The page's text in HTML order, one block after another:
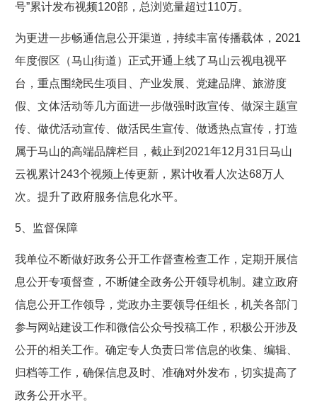
号”累计发布视频120部，总浏览量超过110万。
为更进一步畅通信息公开渠道，持续丰富传播载体，2021
年度假区（马山街道）正式开通上线了马山云视电视平
台，重点围绕民生项目、产业发展、党建品牌、旅游度
假、文体活动等几方面进一步做强时政宣传、做深主题宣
传、做优活动宣传、做活民生宣传、做透热点宣传，打造
属于马山的高端品牌栏目，截止到2021年12月31日马山
云视累计243个视频上传更新，累计收看人次达68万人
次。提升了政府服务信息化水平。
5、监督保障
我单位不断做好政务公开工作督查检查工作，定期开展信
息公开专项督查，不断健全政务公开领导机制。建立政府
信息公开工作领导，党政办主要领导任组长，机关各部门
参与网站建设工作和微信公众号投稿工作，积极公开涉及
公开的相关工作。确定专人负责日常信息的收集、编辑、
归档等工作，确保信息及时、准确对外发布，切实提高了
政务公开水平。